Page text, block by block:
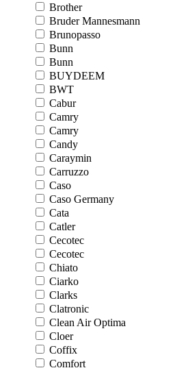
Brother
Bruder Mannesmann
Brunopasso
Bunn
Bunn
BUYDEEM
BWT
Cabur
Camry
Camry
Candy
Caraymin
Carruzzo
Caso
Caso Germany
Cata
Catler
Cecotec
Cecotec
Chiato
Ciarko
Clarks
Clatronic
Clean Air Optima
Cloer
Coffix
Comfort